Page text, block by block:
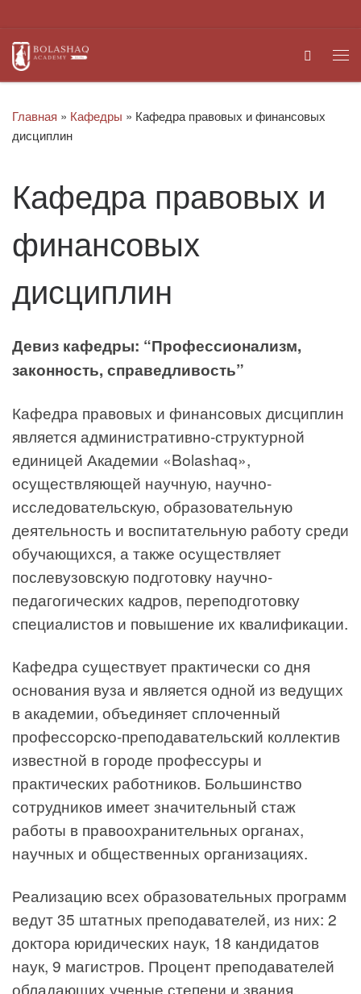
Search
Главная » Кафедры » ​Кафедра правовых и финансовых
дисциплин
​Кафедра правовых и
финансовых
дисциплин
Девиз кафедры: “Профессионализм,
законность, справедливость”
Кафедра правовых и финансовых дисциплин
является административно-структурной
единицей Академии «Bolashaq»,
осуществляющей научную, научно-
исследовательскую, образовательную
деятельность и воспитательную работу среди
обучающихся, а также осуществляет
послевузовскую подготовку научно-
педагогических кадров, переподготовку
специалистов и повышение их квалификации.
Кафедра существует практически со дня
основания вуза и является одной из ведущих
в академии, объединяет сплоченный
профессорско-преподавательский коллектив
известной в городе профессуры и
практических работников. Большинство
сотрудников имеет значительный стаж
работы в правоохранительных органах,
научных и общественных организациях.
Реализацию всех образовательных программ
ведут 35 штатных преподавателей, из них: 2
доктора юридических наук, 18 кандидатов
наук, 9 магистров. Процент преподавателей
обладающих ученые степени и звания,